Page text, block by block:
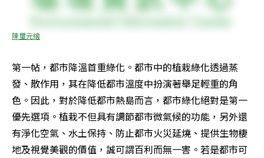
陳璽元繪
第一帖，都市降溫首重綠化。都市中的植栽綠化透過蒸
發、散作用，其在降低都市溫度中扮演著舉足輕重的角
色。因此，對於降低都市熱島而言，都市綠化絕對是第一
優先選項。植栽不但具有調節都市微氣候的功能，另外還
有淨化空氣、水土保持、防止都市火災延燒、提供生物棲
地及視覺美觀的價值，誠可謂百利而無一害。若是都市可